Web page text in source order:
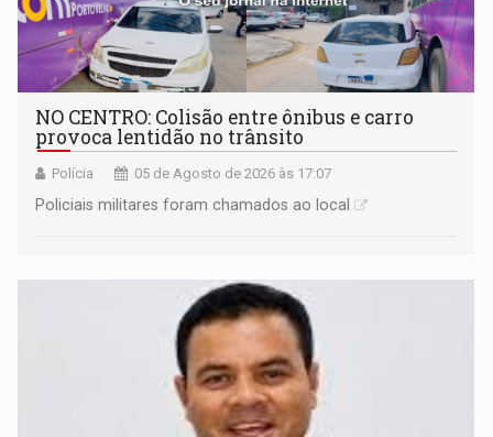
NO CENTRO: Colisão entre ônibus e carro
provoca lentidão no trânsito
Polícia 05 de Agosto de 2026 às 17:07
Policiais militares foram chamados ao local